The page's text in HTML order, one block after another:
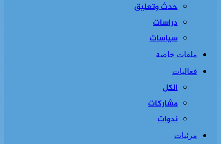
حدث وتعليق
دراسات
سياسات
ملفات خاصة
فعاليات
الكل
مشاركات
ندوات
مرئيات